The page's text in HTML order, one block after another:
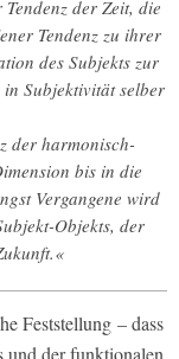
der Zeit, die
Tendenz zu ihrer
des Subjekts zur
Subjektivität selber
der harmonisch-
bis in die
Vergangene wird
Objekts, der
Feststellung – dass